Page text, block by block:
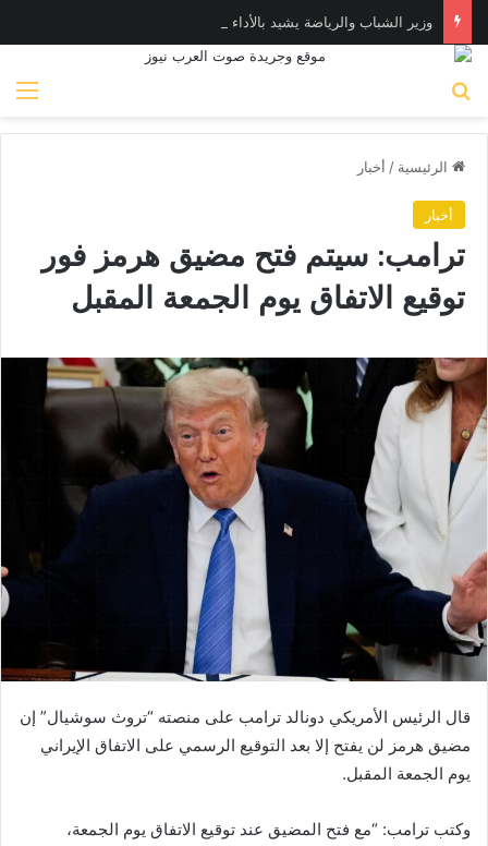
الرئيسية / أخبار
أخبار
ترامب: سيتم فتح مضيق هرمز فور
توقيع الاتفاق يوم الجمعة المقبل
قال الرئيس الأمريكي دونالد ترامب على منصته “تروث سوشيال” إن
مضيق هرمز لن يفتح إلا بعد التوقيع الرسمي على الاتفاق الإيراني
يوم الجمعة المقبل.
وكتب ترامب: “مع فتح المضيق عند توقيع الاتفاق يوم الجمعة،